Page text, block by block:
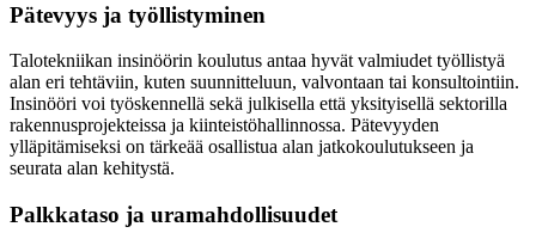
Pätevyys ja työllistyminen
Talotekniikan insinöörin koulutus antaa hyvät valmiudet työllistyä
alan eri tehtäviin, kuten suunnitteluun, valvontaan tai konsultointiin.
Insinööri voi työskennellä sekä julkisella että yksityisellä sektorilla
rakennusprojekteissa ja kiinteistöhallinnossa. Pätevyyden
ylläpitämiseksi on tärkeää osallistua alan jatkokoulutukseen ja
seurata alan kehitystä.
Palkkataso ja uramahdollisuudet